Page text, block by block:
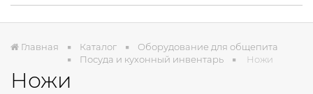
Главная Каталог
Оборудование для общепита
Посуда и кухонный инвентарь
Ножи
Ножи